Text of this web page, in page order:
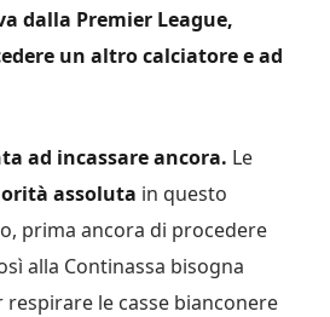
dalla Premier League,
un altro calciatore e ad
ad incassare ancora. Le
assoluta in questo
prima ancora di procedere
alla Continassa bisogna
le casse bianconere